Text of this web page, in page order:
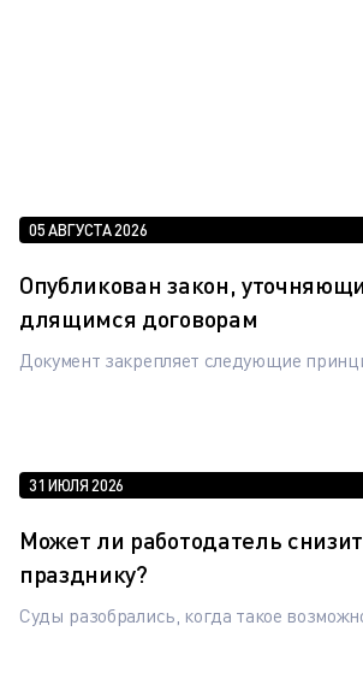
05 АВГУСТА 2026
Опубликован закон,
длящимся договорам
Документ закрепляет следующие
31 ИЮЛЯ 2026
Может ли работодатель
празднику?
Суды разобрались, когда такое